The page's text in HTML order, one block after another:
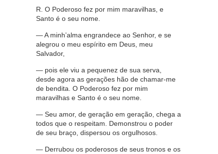
R. O Poderoso fez por mim maravilhas, e
Santo é o seu nome.
— A minh’alma engrandece ao Senhor, e se
alegrou o meu espírito em Deus, meu
Salvador,
— pois ele viu a pequenez de sua serva,
desde agora as gerações hão de chamar-me
de bendita. O Poderoso fez por mim
maravilhas e Santo é o seu nome.
— Seu amor, de geração em geração, chega a
todos que o respeitam. Demonstrou o poder
de seu braço, dispersou os orgulhosos.
— Derrubou os poderosos de seus tronos e os